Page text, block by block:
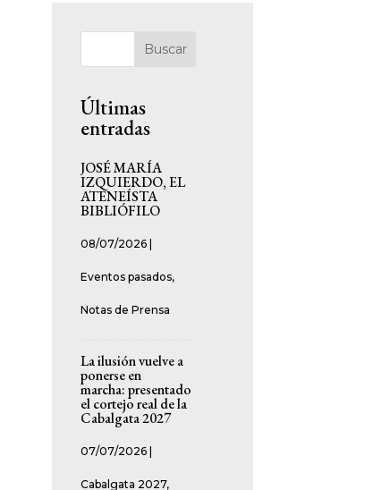
Buscar
Últimas
entradas
JOSÉ MARÍA
IZQUIERDO, EL
ATENEÍSTA
BIBLIÓFILO
08/07/2026
Eventos pasados,
Notas de Prensa
La ilusión vuelve a
ponerse en
marcha: presentado
el cortejo real de la
Cabalgata 2027
07/07/2026
Cabalgata 2027,